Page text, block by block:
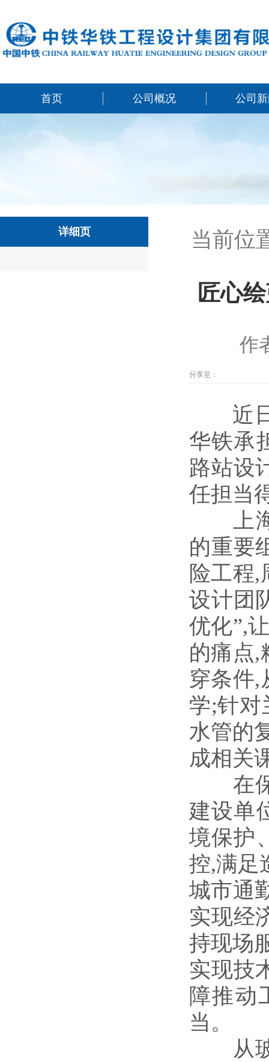
首页 公司概况 公司
详细页 当前位
匠心
作
分享至：
近日,
华铁承
路站设
任担当
上海
的重要
险工程,
设计团
优化”,
的痛点,
穿条件,
学;针对
水管的
成相关
在保
建设单
境保护
控,满足
城市通
实现经
持现场
实现技
障推动
当。
从玻